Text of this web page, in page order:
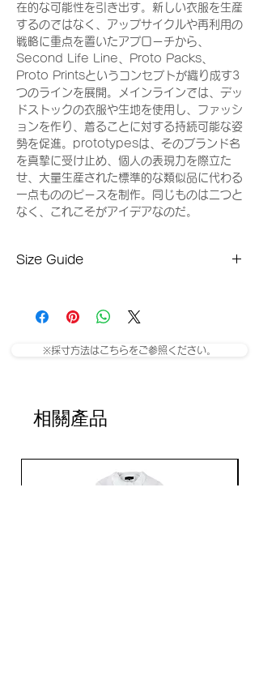
在的な可能性を引き出す。新しい衣服を生産
するのではなく、アップサイクルや再利用の
戦略に重点を置いたアプローチから、
Second Life Line、Proto Packs、
Proto Printsというコンセプトが織り成す3
つのラインを展開。メインラインでは、デッ
ドストックの衣服や生地を使用し、ファッシ
ョンを作り、着ることに対する持続可能な姿
勢を促進。prototypesは、そのブランド名
を真摯に受け止め、個人の表現力を際立た
せ、大量生産された標準的な類似品に代わる
一点もののピースを制作。同じものは二つと
なく、これこそがアイデアなのだ。
Size Guide
ウエスト：72cm
股上：25cm
※採寸方法はこちらをご参照ください。
相關產品